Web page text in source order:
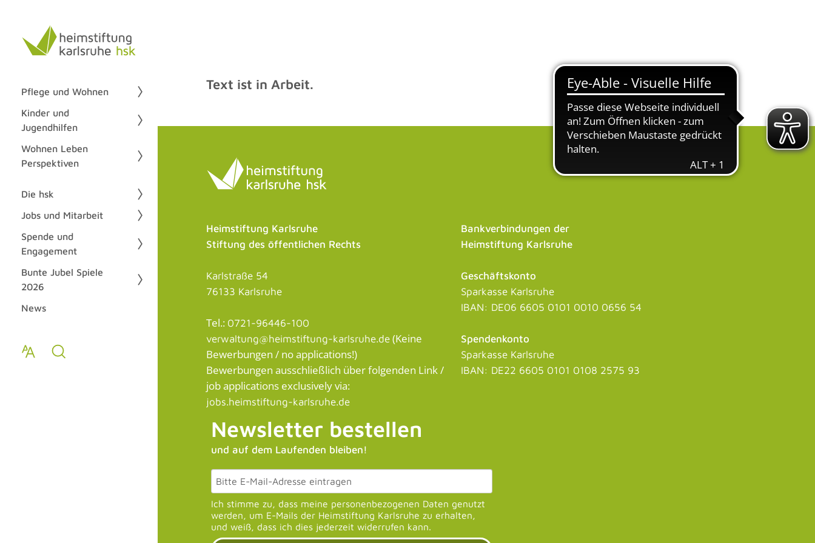
Pflege und Wohnen
Kinder und
Jugendhilfen
Wohnen Leben
Perspektiven
Die hsk
Jobs und Mitarbeit
Spende und
Engagement
Bunte Jubel Spiele
2026
News
Text ist in Arbeit.
Heimstiftung Karlsruhe
Stiftung des öffentlichen Rechts
Karlstraße 54
76133 Karlsruhe
Tel.: 0721-96446-100
verwaltung@heimstiftung-karlsruhe.de (Keine
Bewerbungen / no applications!)
Bewerbungen ausschließlich über folgenden Link /
job applications exclusively via:
jobs.heimstiftung-karlsruhe.de
Bankverbindungen der
Heimstiftung Karlsruhe
Geschäftskonto
Sparkasse Karlsruhe
IBAN: DE06 6605 0101 0010 0656 54
Spendenkonto
Sparkasse Karlsruhe
IBAN: DE22 6605 0101 0108 2575 93
Newsletter bestellen
und auf dem Laufenden bleiben!
Ich stimme zu, dass meine personenbezogenen Daten genutzt
werden, um E-Mails der Heimstiftung Karlsruhe zu erhalten,
und weiß, dass ich dies jederzeit widerrufen kann.